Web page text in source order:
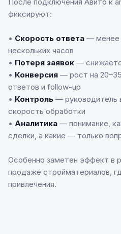
фиксируют:
• Скорость ответа — менее
нескольких часов
• Потеря заявок —
• Конверсия — рост на
ответов и follow-up
• Контроль — руководитель
скорость обработки
• Аналитика — понимание,
сделки, а какие — только
Особенно заметен эффект в
продаже стройматериалов,
привлечения.